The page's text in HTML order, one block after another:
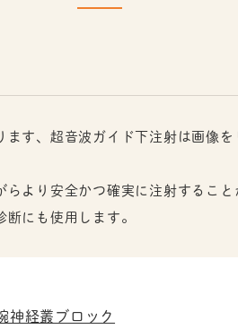
す、超音波ガイド下注射は画像
より安全かつ確実に注射すること
にも使用します。
神経叢ブロック